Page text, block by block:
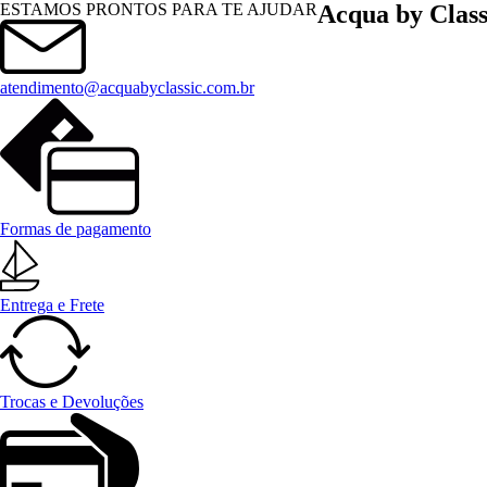
ESTAMOS PRONTOS PARA TE AJUDAR
atendimento@acquabyclassic.com.br
Formas de pagamento
Entrega e Frete
Trocas e Devoluções
Acqua by